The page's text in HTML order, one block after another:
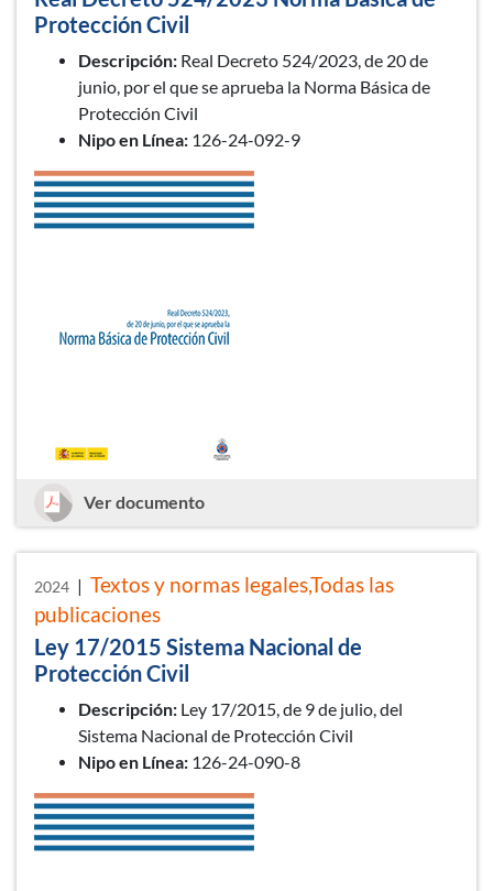
Protección Civil
Descripción: Real Decreto 524/2023, de 20 de
junio, por el que se aprueba la Norma Básica de
Protección Civil
Nipo en Línea: 126-24-092-9
Ver documentoReal Decreto 524/2023 Norma
2024 | Textos y normas legales,Todas las
publicaciones
Ley 17/2015 Sistema Nacional de
Protección Civil
Descripción: Ley 17/2015, de 9 de julio, del
Sistema Nacional de Protección Civil
Nipo en Línea: 126-24-090-8